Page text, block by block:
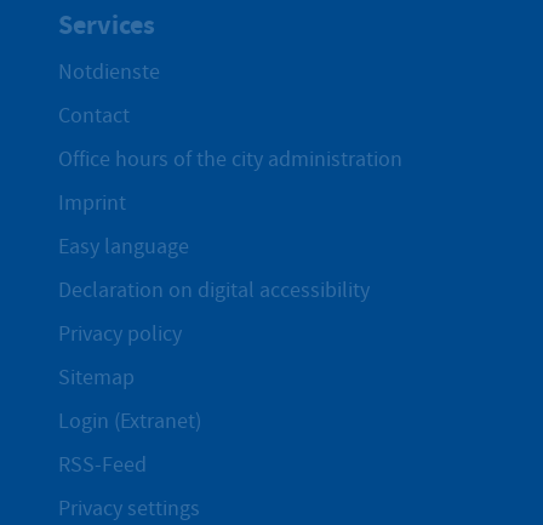
Services
Notdienste
Contact
Office hours of the city administration
Imprint
Easy language
Declaration on digital accessibility
Privacy policy
Sitemap
Login (Extranet)
RSS-Feed
Privacy settings